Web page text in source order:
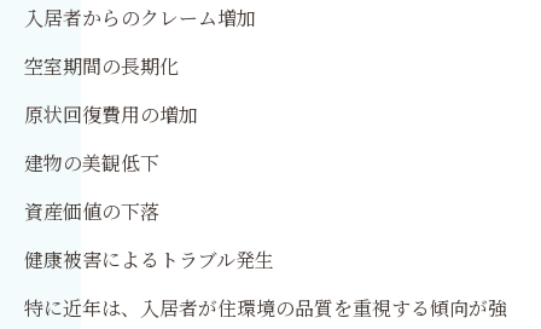
入居者からのクレーム増加
空室期間の長期化
原状回復費用の増加
建物の美観低下
資産価値の下落
健康被害によるトラブル発生
特に近年は、入居者が住環境の品質を重視する傾向が強